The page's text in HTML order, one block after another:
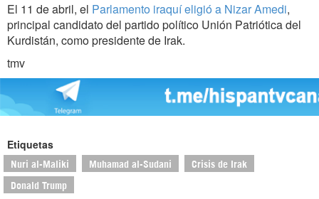
El 11 de abril, el Parlamento iraquí eligió a Nizar Amedi,
principal candidato del partido político Unión Patriótica del
Kurdistán, como presidente de Irak.
tmv
Etiquetas
Nuri al-Maliki Muhamad al-Sudani Crisis de Irak
Donald Trump